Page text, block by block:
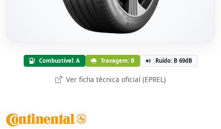
Combustível: A Travagem: B Ruído: B 69dB
Ver ficha técnica oficial (EPREL)